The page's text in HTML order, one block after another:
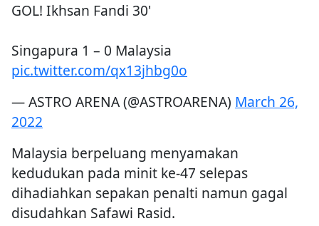
GOL! Ikhsan Fandi 30'
Singapura 1 – 0 Malaysia
pic.twitter.com/qx13jhbg0o
— ASTRO ARENA (@ASTROARENA) March 26,
2022
Malaysia berpeluang menyamakan
kedudukan pada minit ke-47 selepas
dihadiahkan sepakan penalti namun gagal
disudahkan Safawi Rasid.